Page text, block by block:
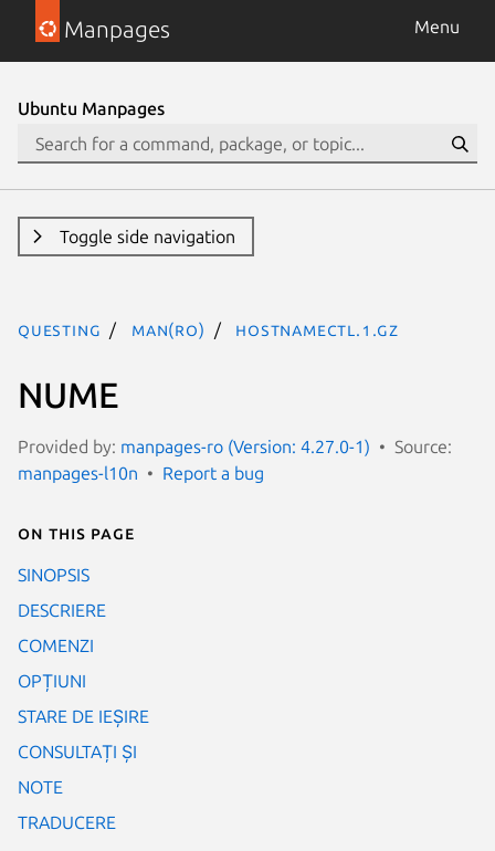
Manpages Menu
Ubuntu Manpages
Toggle side navigation
questing man(ro) hostnamectl.1.gz
NUME
Provided by: manpages-ro (Version: 4.27.0-1)
Source:
manpages-l10n
Report a bug
On this page
SINOPSIS
DESCRIERE
COMENZI
OPȚIUNI
STARE DE IEȘIRE
CONSULTAȚI ȘI
NOTE
TRADUCERE